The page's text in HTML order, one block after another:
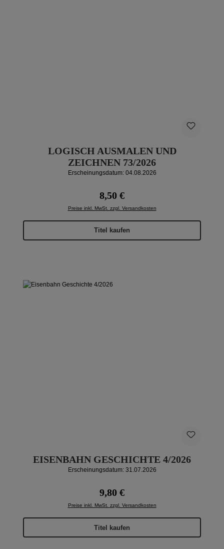
LOGISCH AUSMALEN UND
ZEICHNEN 73/2026
Erscheinungsdatum: 04.08.2026
Regulärer Preis:
8,50 €
Preise inkl. MwSt. zzgl. Versandkosten
Titel kaufen
EISENBAHN GESCHICHTE 4/2026
Erscheinungsdatum: 31.07.2026
Regulärer Preis:
9,80 €
Preise inkl. MwSt. zzgl. Versandkosten
Titel kaufen